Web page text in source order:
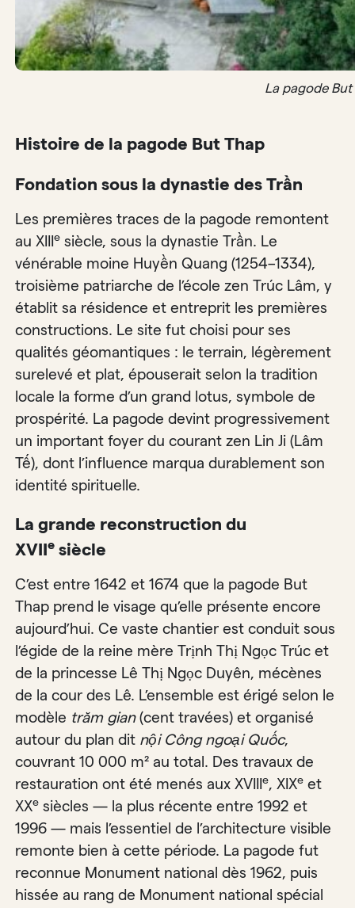
La pagode
Histoire de la pagode But Thap
Fondation sous la dynastie des Trần
Les premières traces de la pagode remontent
au XIIIe siècle, sous la dynastie Trần. Le
vénérable moine Huyền Quang (1254–1334),
troisième patriarche de l’école zen Trúc Lâm, y
établit sa résidence et entreprit les premières
constructions. Le site fut choisi pour ses
qualités géomantiques : le terrain, légèrement
surelevé et plat, épouserait selon la tradition
locale la forme d’un grand lotus, symbole de
prospérité. La pagode devint progressivement
un important foyer du courant zen Lin Ji (Lâm
Tế), dont l’influence marqua durablement son
identité spirituelle.
La grande reconstruction du
XVIIe siècle
C’est entre 1642 et 1674 que la pagode But
Thap prend le visage qu’elle présente encore
aujourd’hui. Ce vaste chantier est conduit sous
l’égide de la reine mère Trịnh Thị Ngọc Trúc et
de la princesse Lê Thị Ngọc Duyên, mécènes
de la cour des Lê. L’ensemble est érigé selon le
modèle trăm gian(cent travées) et organisé
autour du plan dit nội Công ngoại Quốc,
couvrant 10 000 m² au total. Des travaux de
restauration ont été menés aux XVIIIe, XIXe et
XXe siècles — la plus récente entre 1992 et
1996 — mais l’essentiel de l’architecture visible
remonte bien à cette période. La pagode fut
reconnue Monument national dès 1962, puis
hissée au rang de Monument national spécial